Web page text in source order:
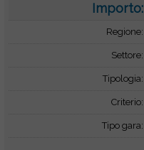
Importo:
Regione:
Settore:
Tipologia:
Criterio:
Tipo gara: